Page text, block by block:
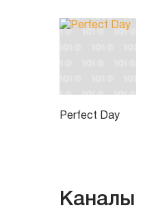
Perfect Day
Каналы